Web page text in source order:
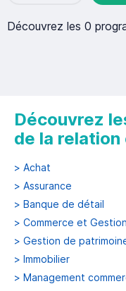
Découvrez les 0
Découvrez
de la
> Achat
> Assurance
> Banque de détail
> Commerce et
> Gestion de
> Immobilier
> Management